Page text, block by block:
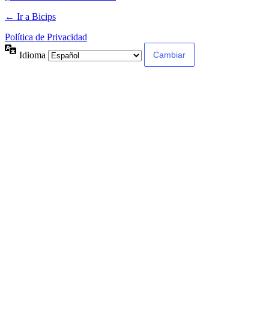
← Ir a Bicips
Política de Privacidad
Idioma